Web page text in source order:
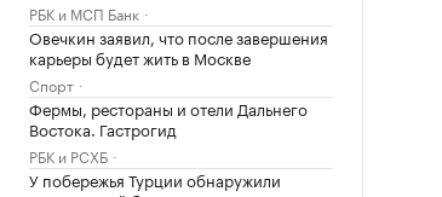
РБК и МСП Банк
Овечкин заявил, что после завершения
карьеры будет жить в Москве
Спорт
Фермы, рестораны и отели Дальнего
Востока. Гастрогид
РБК и РСХБ
У побережья Турции обнаружили